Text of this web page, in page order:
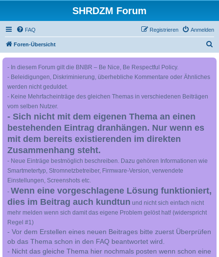
SHRDZM Forum
FAQ Anmelden
Registrieren
Foren-Übersicht
- In diesem Forum gilt die BNBR – Be Nice, Be Respectful Policy.
- Beleidigungen, Diskriminierung, überhebliche Kommentare oder Ähnliches
werden nicht geduldet.
- Keine Mehrfacheinträge des gleichen Themas in verschiedenen Beiträgen
vom selben Nutzer.
- Sich nicht mit dem eigenen Thema an einen
bestehenden Eintrag dranhängen. Nur wenn es
mit dem bereits existierenden im direkten
Zusammenhang steht.
- Neue Einträge bestmöglich beschreiben. Dazu gehören Informationen wie
Smartmetertyp, Stromnetzbetreiber, Firmware-Version, verwendete
Einstellungen, Screenshots etc.
- Wenn eine vorgeschlagene Lösung funktioniert,
dies im Beitrag auch kundtun und nicht sich einfach nicht
mehr melden wenn sich damit das eigene Problem gelöst hat! (widerspricht
Regel #1)
- Vor dem Erstellen eines neuen Beitrages bitte zuerst Überprüfen
ob das Thema schon in den FAQ beantwortet wird.
- Nicht das gleiche Thema hier nochmals posten wenn schon eine